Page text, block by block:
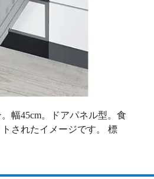
幅45cm。ドアパネル型。食
されたイメージです。 標